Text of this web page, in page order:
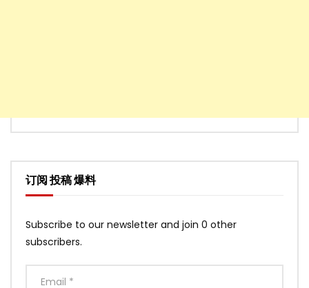
订阅 投稿 爆料
Subscribe to our newsletter and join 0 other
subscribers.